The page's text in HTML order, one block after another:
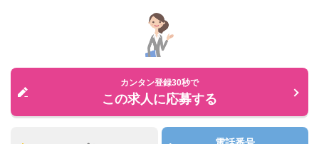
カンタン登録30秒で
この求人に応募する